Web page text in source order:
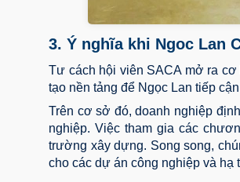
3. Ý nghĩa khi Ngoc Lan
Tư cách hội viên SACA mở ra
tạo nền tảng để Ngọc Lan tiếp
Trên cơ sở đó, doanh nghiệp
nghiệp. Việc tham gia các
trường xây dựng. Song song,
cho các dự án công nghiệp và hạ